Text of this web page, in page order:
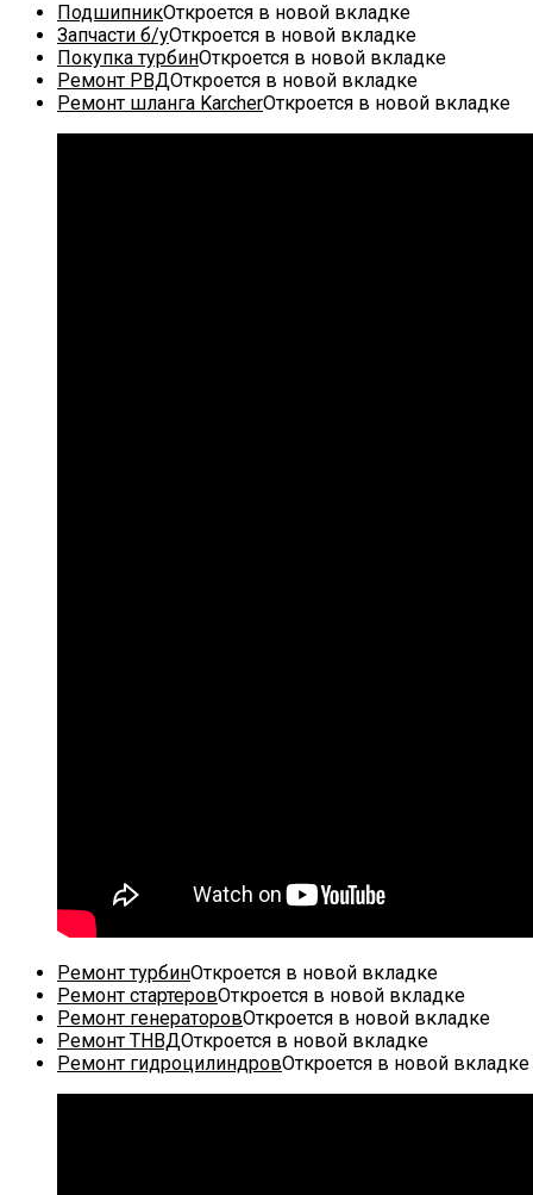
ПодшипникОткроется в новой вкладке
Запчасти б/уОткроется в новой вкладке
Покупка турбинОткроется в новой вкладке
Ремонт РВДОткроется в новой вкладке
Ремонт шланга KarcherОткроется в новой вкладке
Ремонт турбинОткроется в новой вкладке
Ремонт стартеровОткроется в новой вкладке
Ремонт генераторовОткроется в новой вкладке
Ремонт ТНВДОткроется в новой вкладке
Ремонт гидроцилиндровОткроется в новой вкладке